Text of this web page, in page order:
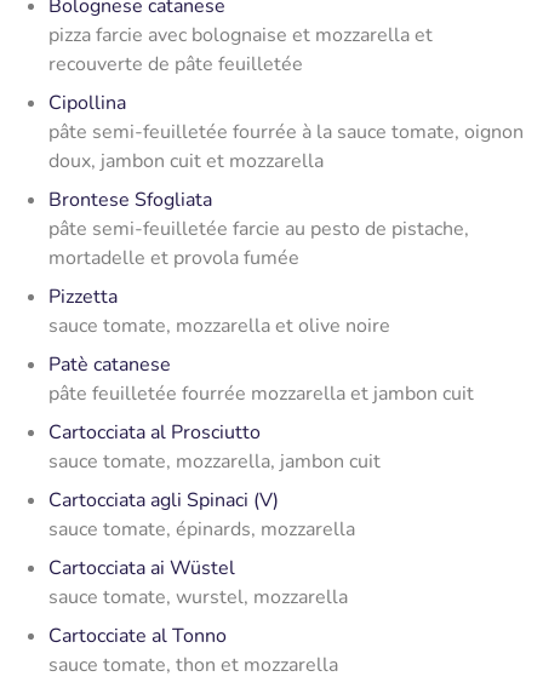
Bolognese catanese
pizza farcie avec bolognaise et mozzarella et
recouverte de pâte feuilletée
Cipollina
pâte semi-feuilletée fourrée à la sauce tomate, oignon
doux, jambon cuit et mozzarella
Brontese Sfogliata
pâte semi-feuilletée farcie au pesto de pistache,
mortadelle et provola fumée
Pizzetta
sauce tomate, mozzarella et olive noire
Patè catanese
pâte feuilletée fourrée mozzarella et jambon cuit
Cartocciata al Prosciutto
sauce tomate, mozzarella, jambon cuit
Cartocciata agli Spinaci (V)
sauce tomate, épinards, mozzarella
Cartocciata ai Wüstel
sauce tomate, wurstel, mozzarella
Cartocciate al Tonno
sauce tomate, thon et mozzarella